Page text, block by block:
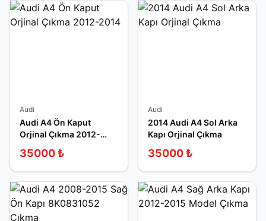
Audi
Audi A4 Ön Kaput
Orjinal Çıkma 2012-
35000 ₺
Audi
2014 Audi A4 Sol Arka
Kapı Orjinal Çıkma
35000 ₺